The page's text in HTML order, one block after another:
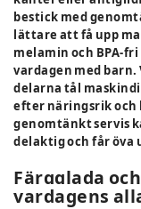
bestick med
lättare att få upp
melamin och BPA-
vardagen med
delarna tål
efter näringsrik och
genomtänkt servis
delaktig och får öva
Färgglada
vardagens